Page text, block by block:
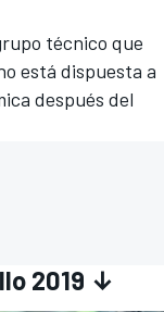
técnico que
está dispuesta a
después del
2019 ↓